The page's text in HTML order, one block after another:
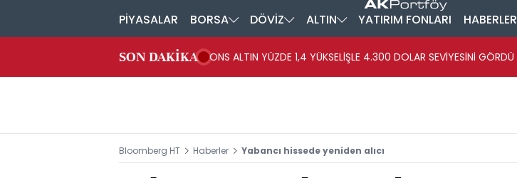
PİYASALAR BORSA DÖVİZ ALTIN YATIRIM FONLARI HABERLER
SON DAKİKA ONS ALTIN YÜZDE 1,4 YÜKSELİŞLE 4.300 DOLAR SEVİYESİNİ GÖRDÜ
Bloomberg HT Haberler Yabancı hissede yeniden alıcı